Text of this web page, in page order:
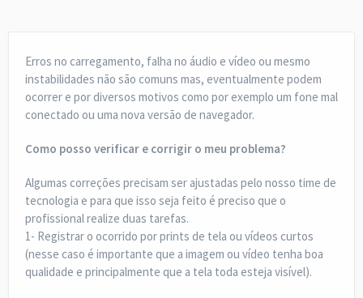
Erros no carregamento, falha no áudio e vídeo ou mesmo
instabilidades não são comuns mas, eventualmente podem
ocorrer e por diversos motivos como por exemplo um fone mal
conectado ou uma nova versão de navegador.
Como posso verificar e corrigir o meu problema?
Algumas correções precisam ser ajustadas pelo nosso time de
tecnologia e para que isso seja feito é preciso que o
profissional realize duas tarefas.
1- Registrar o ocorrido por prints de tela ou vídeos curtos
(nesse caso é importante que a imagem ou vídeo tenha boa
qualidade e principalmente que a tela toda esteja visível).